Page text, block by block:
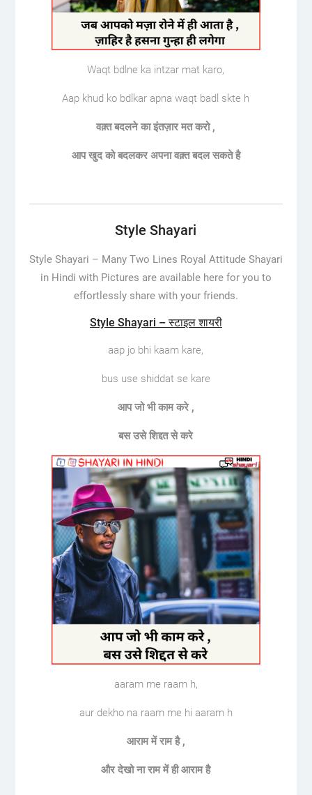
Waqt bdlne ka intzar mat karo,
Aap khud ko bdlkar apna waqt badl skte h
वक़्त बदलने का इंतज़ार मत करो ,
आप खुद को बदलकर अपना वक़्त बदल सकते है
Style Shayari
Style Shayari – Many Two Lines Royal Attitude Shayari
in Hindi with Pictures are available here for you to
effortlessly share with your friends.
Style Shayari – स्टाइल शायरी
aap jo bhi kaam kare,
bus use shiddat se kare
आप जो भी काम करे,
बस उसे शिद्दत से करे
aaram me raam h,
aur dekho na raam me hi aaram h
आराम में राम है,
और देखो ना राम में ही आराम है